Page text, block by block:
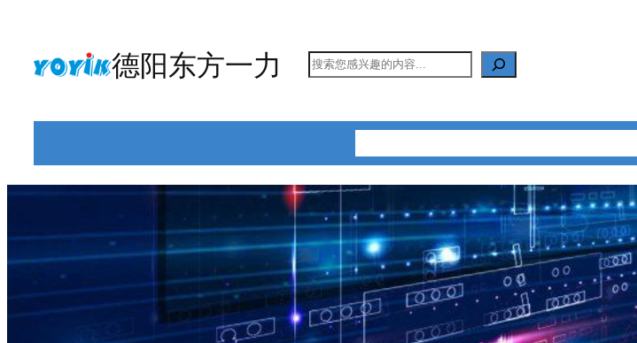
德阳东方一力
搜